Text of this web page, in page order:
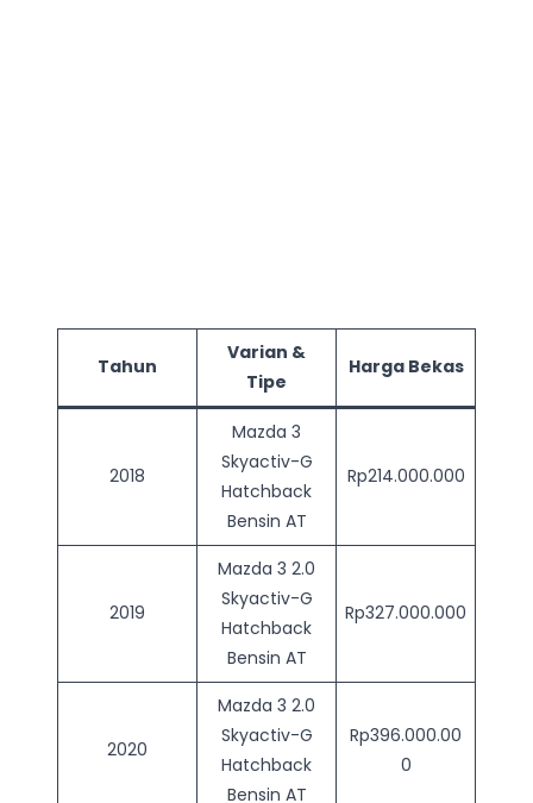
Tahun
Varian &
Tipe
Harga Bekas
2018
Mazda 3
Skyactiv-G
Hatchback
Bensin AT
Rp214.000.000
2019
Mazda 3 2.0
Skyactiv-G
Hatchback
Bensin AT
Rp327.000.000
2020
Mazda 3 2.0
Skyactiv-G
Hatchback
Bensin AT
Rp396.000.00
0